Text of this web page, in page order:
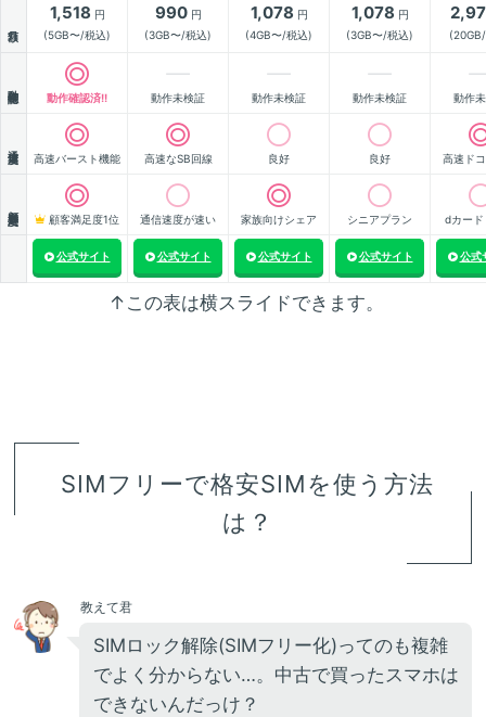
1,518 円
(5GB〜/税込)
990円
(3GB〜/税込)
1,078 円
(4GB〜/税込)
1,078 円
(3GB〜/税込)
動作確認済!! 動作未検証 動作未検証 動作未検証 動作
高速バースト機能 高速なSB回線 良好 良好 高速ド
顧客満足度1位 通信速度が速い 家族向けシェア シニアプラン dカード
公式サイト 公式サイト 公式サイト 公式サイト 公式
↑この表は横スライドできます。
SIMフリーで格安SIMを使う方法
は？
教えて君
SIMロック解除(SIMフリー化)ってのも複雑
でよく分からない…。中古で買ったスマホは
できないんだっけ？